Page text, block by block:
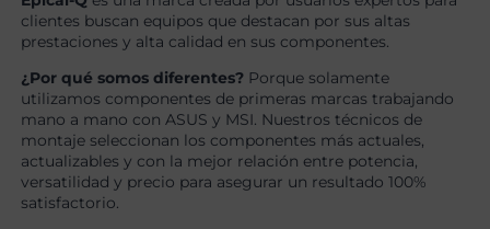
clientes buscan equipos que destacan por sus altas
prestaciones y alta calidad en sus componentes.
¿Por qué somos diferentes? Porque solamente
utilizamos componentes de primeras marcas trabajando
mano a mano con ASUS y MSI. Nuestros técnicos de
montaje seleccionan los componentes más actuales,
actualizables y con la mejor relación entre potencia,
versatilidad y precio para asegurar un resultado 100%
satisfactorio.